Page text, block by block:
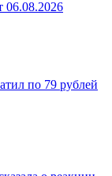
06.08.2026
по 79 рублей